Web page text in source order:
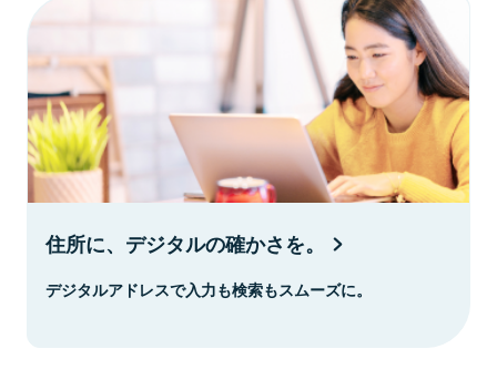
住所に、デジタルの確かさを。
デジタルアドレスで入力も検索もスムーズに。